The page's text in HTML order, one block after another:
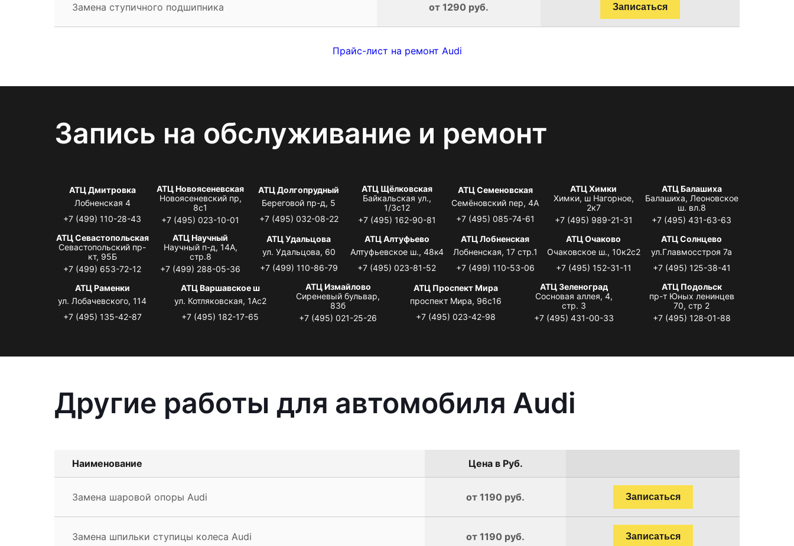
Замена ступичного подшипника от 1290 руб. Записаться
Прайс-лист на ремонт Audi
Запись на обслуживание и ремонт
АТЦ Дмитровка
Лобненская 4
+7 (499) 110-28-43
АТЦ Новоясеневская
Новоясеневский пр,
8с1
+7 (495) 023-10-01
АТЦ Долгопрудный
Береговой пр-д, 5
+7 (495) 032-08-22
АТЦ Щёлковская
Байкальская ул.,
1/3с12
+7 (495) 162-90-81
АТЦ Семеновская
Семёновский пер, 4А
+7 (495) 085-74-61
АТЦ Химки
Химки, ш Нагорное,
2к7
+7 (495) 989-21-31
АТЦ Балашиха
Балашиха, Леоновское
ш. вл.8
+7 (495) 431-63-63
АТЦ Севастопольская
Севастопольский пр-
кт, 95Б
+7 (499) 653-72-12
АТЦ Научный
Научный п-д, 14А,
стр.8
+7 (499) 288-05-36
АТЦ Удальцова
ул. Удальцова, 60
+7 (499) 110-86-79
АТЦ Алтуфьево
Алтуфьевское ш., 48к4
+7 (495) 023-81-52
АТЦ Лобненская
Лобненская, 17 стр.1
+7 (499) 110-53-06
АТЦ Очаково
Очаковское ш., 10к2с2
+7 (495) 152-31-11
АТЦ Солнцево
ул.Главмосстроя 7а
+7 (495) 125-38-41
АТЦ Раменки
ул. Лобачевского, 114
+7 (495) 135-42-87
АТЦ Варшавское ш
ул. Котляковская, 1Ас2
+7 (495) 182-17-65
АТЦ Измайлово
Сиреневый бульвар,
83б
+7 (495) 021-25-26
АТЦ Проспект Мира
проспект Мира, 96с16
+7 (495) 023-42-98
АТЦ Зеленоград
Сосновая аллея, 4,
стр. 3
+7 (495) 431-00-33
АТЦ Подольск
пр-т Юных ленинцев
70, стр 2
+7 (495) 128-01-88
Другие работы для автомобиля Audi
Наименование Цена в Руб.
Замена шаровой опоры Audi от 1190 руб. Записаться
Замена шпильки ступицы колеса Audi от 1190 руб. Записаться